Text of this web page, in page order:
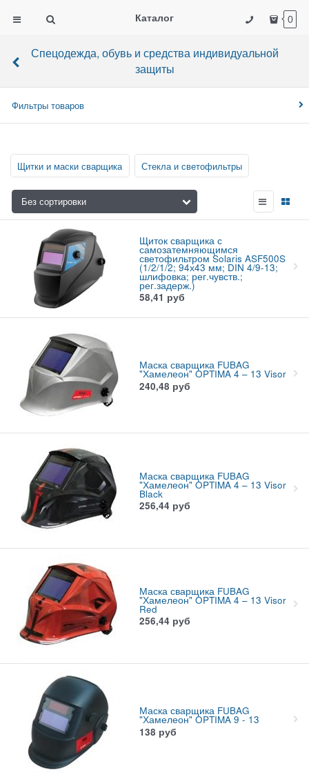
Каталог 0
Спецодежда, обувь и средства индивидуальной
защиты
Фильтры товаров
Щитки и маски сварщика Стекла и светофильтры
Щиток сварщика с
самозатемняющимся
светофильтром Solaris ASF500S
(1/2/1/2; 94х43 мм; DIN 4/9-13;
шлифовка; рег.чувств.;
рег.задерж.)
58,41 руб
Маска сварщика FUBAG
"Хамелеон" OPTIMA 4 – 13 Visor
240,48 руб
Маска сварщика FUBAG
"Хамелеон" OPTIMA 4 – 13 Visor
Black
256,44 руб
Маска сварщика FUBAG
"Хамелеон" OPTIMA 4 – 13 Visor
Red
256,44 руб
Маска сварщика FUBAG
"Хамелеон" OPTIMA 9 - 13
138 руб